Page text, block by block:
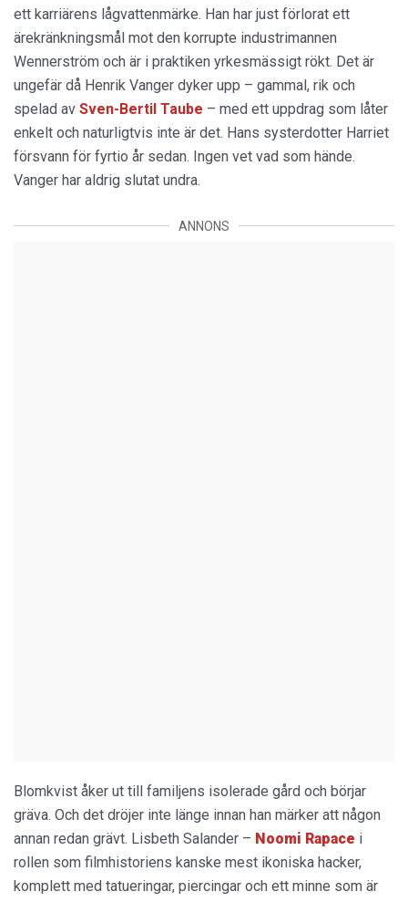
ett karriärens lågvattenmärke. Han har just förlorat ett
ärekränkningsmål mot den korrupte industrimannen
Wennerström och är i praktiken yrkesmässigt rökt. Det är
ungefär då Henrik Vanger dyker upp – gammal, rik och
spelad av Sven-Bertil Taube – med ett uppdrag som låter
enkelt och naturligtvis inte är det. Hans systerdotter Harriet
försvann för fyrtio år sedan. Ingen vet vad som hände.
Vanger har aldrig slutat undra.
ANNONS
Blomkvist åker ut till familjens isolerade gård och börjar
gräva. Och det dröjer inte länge innan han märker att någon
annan redan grävt. Lisbeth Salander – Noomi Rapace i
rollen som filmhistoriens kanske mest ikoniska hacker,
komplett med tatueringar, piercingar och ett minne som är